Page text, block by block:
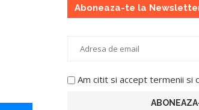
Aboneaza-te la
Am citit si accept termenii si